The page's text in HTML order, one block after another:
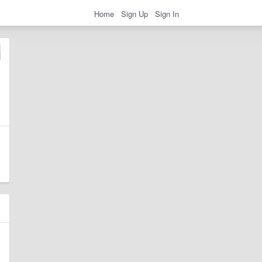
Home Sign Up Sign In